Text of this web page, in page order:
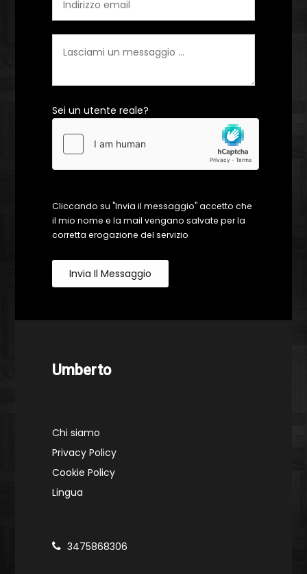
Sei un utente reale?
Cliccando su "Invia il messaggio" accetto che
il mio nome e la mail vengano salvate per la
corretta erogazione del servizio
Invia Il Messaggio
Umberto
Chi siamo
Privacy Policy
Cookie Policy
Lingua
3475868306